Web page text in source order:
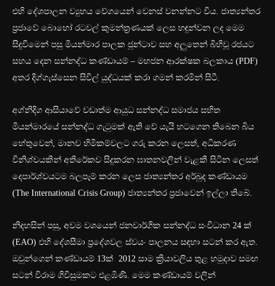
එහි දේශපාලන ව්‍යුහය වේගයෙන් වෙනස් වනන්නට විය. ජාත්‍යන්තර
ප්‍රජාවේ බොහෝ රටවල් කුමන්ත්‍රණයක් ලෙස හඳුන්වන ලද මෙම
සිදුවීමෙන් පසු මියන්මාර පාලක ජුන්ටාව සහ අලුතෙන් බිහිවූ රජයට
සහය දෙන සන්නද්ධ කණ්ඩායම් – මහජන ආරක්ෂක බලකාය (PDF)
අතර දිග්ගැස්සෙන සිවිල් යුද්ධයක් කරා ගමන් කරමින් සිටී.
අග්නිදිග ආසියාවේ වඩාත්ම ආයුධ සන්නද්ධ සමාජය සහිත
මියන්මාරයේ සන්නද්ධ ගැටුමක් ඇති වේ යැයි හටගෙන තිබෙන බිය
හේතුවෙන්, මානව හිමිකම්වලට ගරු කරන ලෙසත්, අධිකරණ
විනිශ්චයකින් අතිරේකව සිදුකරන ඝාතනවලින් වැළකී සිටින ලෙසත්
දෙපාර්ශ්වයටම බලපෑම් කරන ලෙස ජාත්‍යන්තර අර්බුද කණ්ඩායම
(The International Crisis Group) ජාත්‍යන්තර ප්‍රජාවෙන් ඉල්ලා තිබේ.
නිදහසින් පසු, අවම වශයෙන් ජනවාර්ගික සන්නද්ධ සංවිධාන 24 ක්
(EAO) එහි දේශසීමා ප්‍රදේශවල ස්වයං පාලනය සඳහා සටන් කර ඇත.
ඔවුන්ගෙන් කණ්ඩායම් 13ක් 2012 සාම ක්‍රියාවලිය තුළ හමුදාව සමඟ
සටන් විරාම ගිවිසුමකට එළඹිණි. මෙම කණ්ඩායම් වලින්